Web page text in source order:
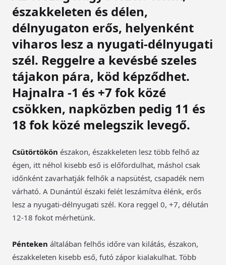
északkeleten és délen,
délnyugaton erős, helyenként
viharos lesz a nyugati-délnyugati
szél. Reggelre a kevésbé szeles
tájakon pára, köd képződhet.
Hajnalra -1 és +7 fok közé
csökken, napközben pedig 11 és
18 fok közé melegszik levegő.
Csütörtökön északon, északkeleten lesz több felhő az
égen, itt néhol kisebb eső is előfordulhat, máshol csak
időnként zavarhatják felhők a napsütést, csapadék nem
várható. A Dunántúl északi felét leszámítva élénk, erős
lesz a nyugati-délnyugati szél. Kora reggel 0, +7, délután
12-18 fokot mérhetünk.
Pénteken általában felhős időre van kilátás, északon,
északkeleten kisebb eső, futó zápor kialakulhat. Több